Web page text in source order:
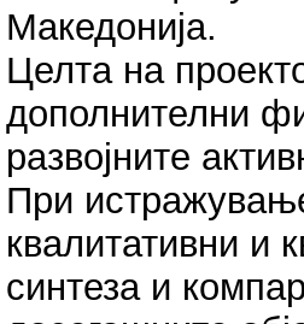
Македонија.
Целта на
дополнителни
развојните
При
квалитативни и
синтеза и